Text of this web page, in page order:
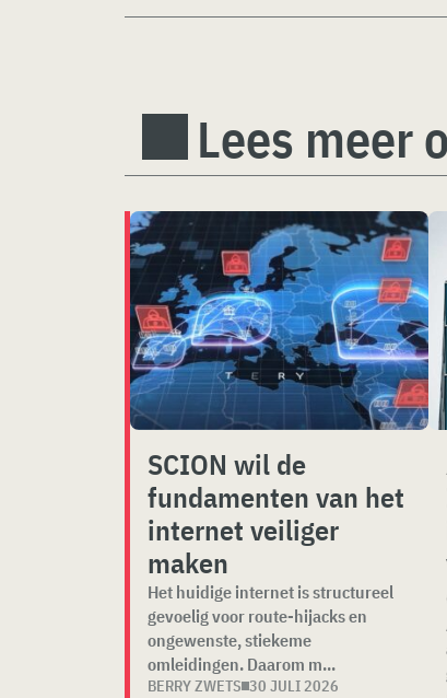
Lees meer
SCION wil de
fundamenten van het
internet veiliger
maken
Het huidige internet is structureel
gevoelig voor route-hijacks en
ongewenste, stiekeme
omleidingen. Daarom m...
BERRY ZWETS 30 JULI 2026